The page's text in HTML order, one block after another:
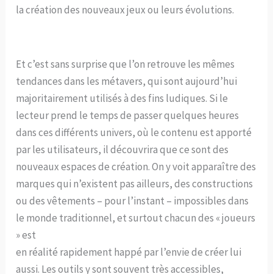
la création des nouveaux jeux ou leurs évolutions.
Et c’est sans surprise que l’on retrouve les mêmes
tendances dans les métavers, qui sont aujourd’hui
majoritairement utilisés à des fins ludiques. Si le
lecteur prend le temps de passer quelques heures
dans ces différents univers, où le contenu est apporté
par les utilisateurs, il découvrira que ce sont des
nouveaux espaces de création. On y voit apparaître des
marques qui n’existent pas ailleurs, des constructions
ou des vêtements – pour l’instant – impossibles dans
le monde traditionnel, et surtout chacun des « joueurs
» est
en réalité rapidement happé par l’envie de créer lui
aussi. Les outils y sont souvent très accessibles,